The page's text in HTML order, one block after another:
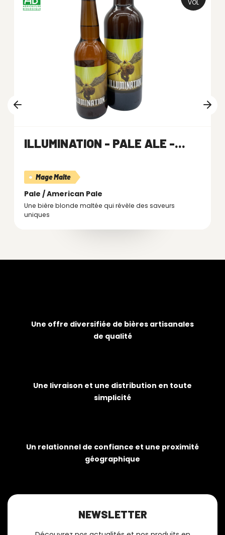
VOL
ILLUMINATION - PALE ALE -...
Mage Malte
Pale / American Pale
Une bière blonde maltée qui révèle des saveurs
uniques
Une offre diversifiée de bières artisanales
de qualité
Une livraison et une distribution en toute
simplicité
Un relationnel de confiance et une proximité
géographique
NEWSLETTER